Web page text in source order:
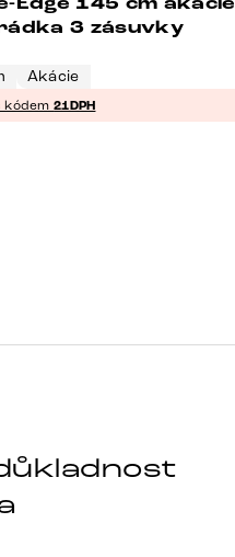
3 zásuvky
Akácie
kódem21DPH